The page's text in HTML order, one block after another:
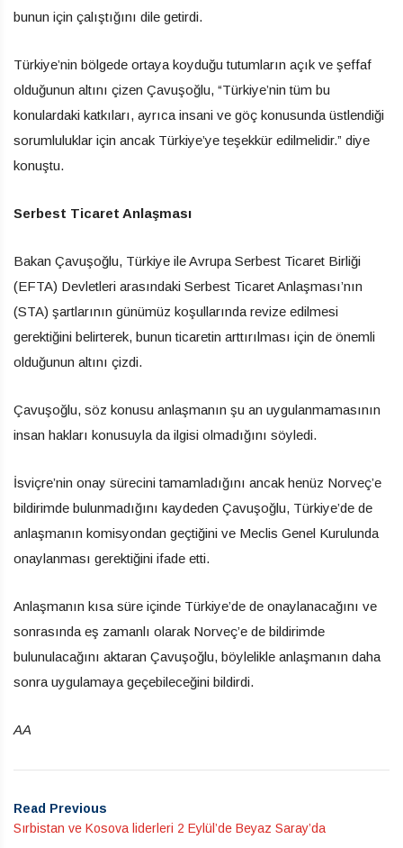
bunun için çalıştığını dile getirdi.
Türkiye’nin bölgede ortaya koyduğu tutumların açık ve şeffaf
olduğunun altını çizen Çavuşoğlu, “Türkiye’nin tüm bu
konulardaki katkıları, ayrıca insani ve göç konusunda üstlendiği
sorumluluklar için ancak Türkiye’ye teşekkür edilmelidir.” diye
konuştu.
Serbest Ticaret Anlaşması
Bakan Çavuşoğlu, Türkiye ile Avrupa Serbest Ticaret Birliği
(EFTA) Devletleri arasındaki Serbest Ticaret Anlaşması’nın
(STA) şartlarının günümüz koşullarında revize edilmesi
gerektiğini belirterek, bunun ticaretin arttırılması için de önemli
olduğunun altını çizdi.
Çavuşoğlu, söz konusu anlaşmanın şu an uygulanmamasının
insan hakları konusuyla da ilgisi olmadığını söyledi.
İsviçre’nin onay sürecini tamamladığını ancak henüz Norveç’e
bildirimde bulunmadığını kaydeden Çavuşoğlu, Türkiye’de de
anlaşmanın komisyondan geçtiğini ve Meclis Genel Kurulunda
onaylanması gerektiğini ifade etti.
Anlaşmanın kısa süre içinde Türkiye’de de onaylanacağını ve
sonrasında eş zamanlı olarak Norveç’e de bildirimde
bulunulacağını aktaran Çavuşoğlu, böylelikle anlaşmanın daha
sonra uygulamaya geçebileceğini bildirdi.
AA
Read Previous
Sırbistan ve Kosova liderleri 2 Eylül’de Beyaz Saray’da